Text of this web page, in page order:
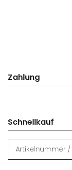
Zahlung
Schnellkauf